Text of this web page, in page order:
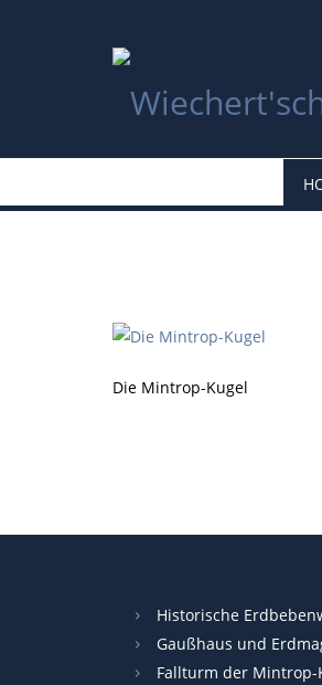
Die Mintrop-Kugel
Historische
Gaußhaus und
Fallturm der Mintrop-